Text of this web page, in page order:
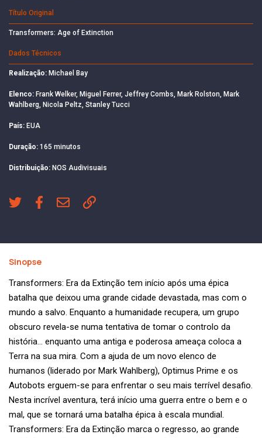
Título Original
Transformers: Age of Extinction
Dados Técnicos
Realização: Michael Bay
Elenco: Frank Welker, Miguel Ferrer, Jeffrey Combs, Mark Rolston, Mark
Wahlberg, Nicola Peltz, Stanley Tucci
País: EUA
Duração: 165 minutos
Distribuição: NOS Audivisuais
Sinopse
Transformers: Era da Extinção tem início após uma épica
batalha que deixou uma grande cidade devastada, mas com o
mundo a salvo. Enquanto a humanidade recupera, um grupo
obscuro revela-se numa tentativa de tomar o controlo da
história… enquanto uma antiga e poderosa ameaça coloca a
Terra na sua mira. Com a ajuda de um novo elenco de
humanos (liderado por Mark Wahlberg), Optimus Prime e os
Autobots erguem-se para enfrentar o seu mais terrível desafio.
Nesta incrível aventura, terá início uma guerra entre o bem e o
mal, que se tornará uma batalha épica à escala mundial.
Transformers: Era da Extinção marca o regresso, ao grande